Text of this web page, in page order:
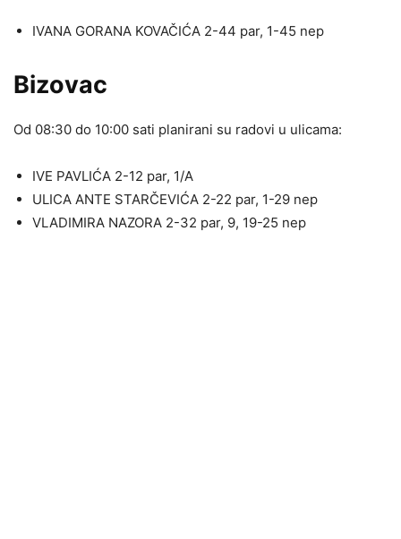
IVANA GORANA KOVAČIĆA 2-44 par, 1-45 nep
Bizovac
Od 08:30 do 10:00 sati planirani su radovi u ulicama:
IVE PAVLIĆA 2-12 par, 1/A
ULICA ANTE STARČEVIĆA 2-22 par, 1-29 nep
VLADIMIRA NAZORA 2-32 par, 9, 19-25 nep